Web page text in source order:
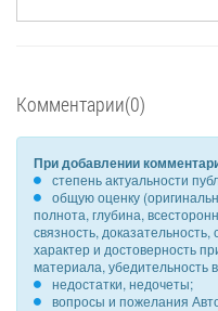
Комментарии(0)
При добавлении
степень актуальности
общую оценку
полнота, глубина,
связность,
характер и достоверность
материала, убедительность
недостатки, недочеты;
вопросы и пожелания